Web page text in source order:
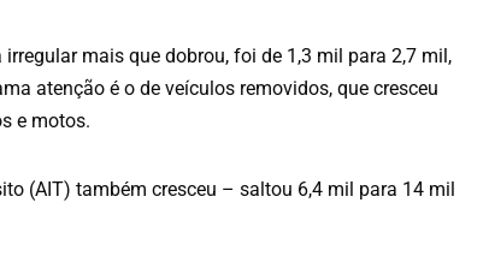
mais que dobrou, foi de 1,3 mil para 2,7 mil,
atenção é o de veículos removidos, que cresceu
e motos.
(AIT) também cresceu – saltou 6,4 mil para 14 mil